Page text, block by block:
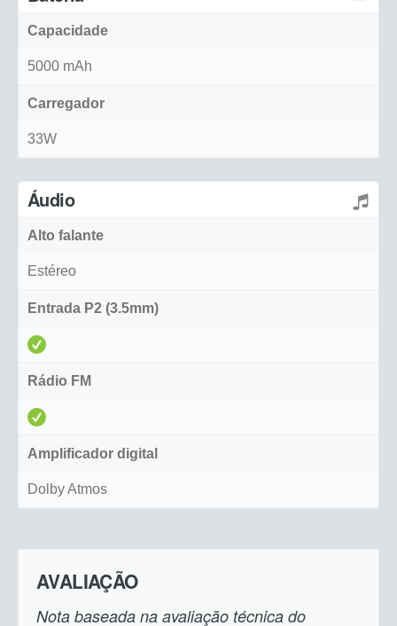
Capacidade
5000 mAh
Carregador
33W
Áudio
Alto falante
Estéreo
Entrada P2 (3.5mm)
Rádio FM
Amplificador digital
Dolby Atmos
AVALIAÇÃO
Nota baseada na avaliação técnica do